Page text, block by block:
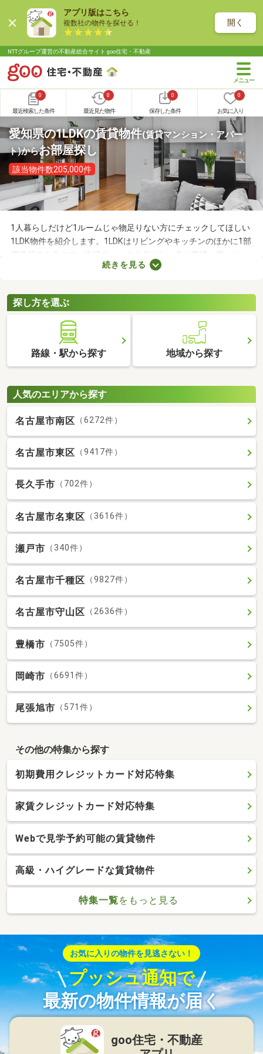
アプリ版はこちら
複数社の物件を探せる！ 開く
NTTグループ運営の不動産総合サイト goo住宅・不動産
0
最近検索した条件
0
最近見た物件
0
保存した条件
0
お気に入り
愛知県の1LDKの賃貸物件(賃貸マンション・アパー
ト)からお部屋探し
該当物件数205,000件
1人暮らしだけど1ルームじゃ物足りない方にチェックしてほしい
1LDK物件を紹介します。1LDKはリビングやキッチンのほかに1部
屋確保できるので、生活スペースを分けたい方に最適。広々とし
たLDKの物件を選べば、ゆったりとくつろげる理想のお部屋に住
えるお部屋を見つけてくださいね。
続きを見る
探し方を選ぶ
路線・駅から探す 地域から探す
人気のエリアから探す
名古屋市南区 （6272件）
名古屋市東区 （9417件）
長久手市 （702件）
名古屋市名東区 （3616件）
瀬戸市 （340件）
名古屋市千種区 （9827件）
名古屋市守山区 （2636件）
豊橋市 （7505件）
岡崎市 （6691件）
尾張旭市 （571件）
その他の特集から探す
初期費用クレジットカード対応特集
家賃クレジットカード対応特集
Webで見学予約可能の賃貸物件
高級・ハイグレードな賃貸物件
特集一覧をもっと見る
お気に入りの物件を見逃さない！
プッシュ通知で
最新の物件情報が届く
goo住宅・不動産